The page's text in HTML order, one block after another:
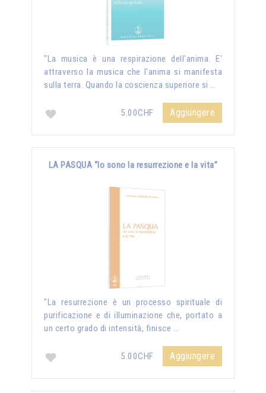
"La musica è una respirazione dell'anima. E'
attraverso la musica che l'anima si manifesta
sulla terra. Quando la coscienza superiore si …
5.00CHF Aggiungere
LA PASQUA “Io sono la resurrezione e la vita”
"La resurrezione è un processo spirituale di
purificazione e di illuminazione che, portato a
un certo grado di intensità, finisce …
5.00CHF Aggiungere